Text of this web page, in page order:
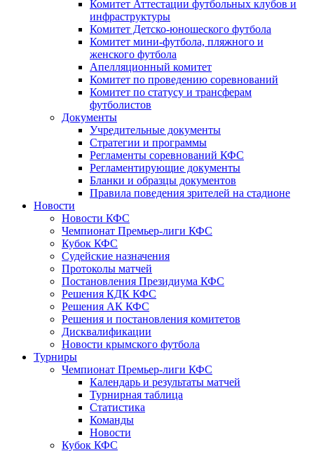
Комитет Аттестации футбольных клубов и
инфраструктуры
Комитет Детско-юношеского футбола
Комитет мини-футбола, пляжного и
женского футбола
Апелляционный комитет
Комитет по проведению соревнований
Комитет по статусу и трансферам
футболистов
Документы
Учредительные документы
Стратегии и программы
Регламенты соревнований КФС
Регламентирующие документы
Бланки и образцы документов
Правила поведения зрителей на стадионе
Новости
Новости КФС
Чемпионат Премьер-лиги КФС
Кубок КФС
Судейские назначения
Протоколы матчей
Постановления Президиума КФС
Решения КДК КФС
Решения АК КФС
Решения и постановления комитетов
Дисквалификации
Новости крымского футбола
Турниры
Чемпионат Премьер-лиги КФС
Календарь и результаты матчей
Турнирная таблица
Статистика
Команды
Новости
Кубок КФС